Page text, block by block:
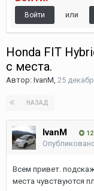
Войти или
Honda FIT
с места.
Автор: IvanM, 25
НАЗАД
IvanM 12
Всем привет.
места чувствуются